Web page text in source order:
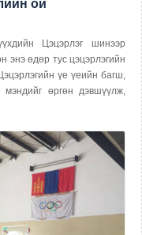
ой
Цэцэрлэг шинээр
энэ өдөр тус цэцэрлэгийн
үе үеийн багш,
өргөн дэвшүүлж,